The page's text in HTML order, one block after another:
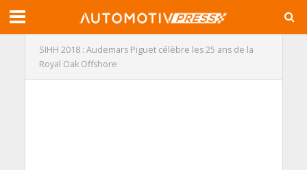
SIHH 2018 : Audemars Piguet célèbre les 25 ans de la
Royal Oak Offshore